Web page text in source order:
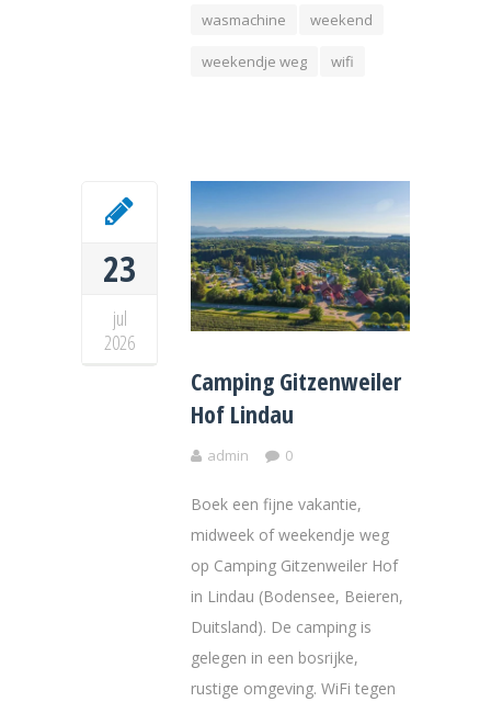
wasmachine weekend
weekendje weg wifi
23
jul
2026
Camping Gitzenweiler
Hof Lindau
admin 0
Boek een fijne vakantie,
midweek of weekendje weg
op Camping Gitzenweiler Hof
in Lindau (Bodensee, Beieren,
Duitsland). De camping is
gelegen in een bosrijke,
rustige omgeving. WiFi tegen